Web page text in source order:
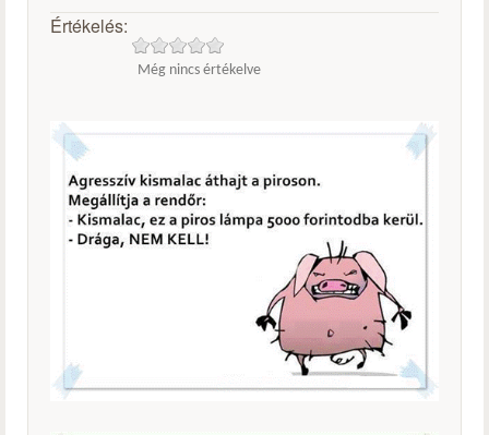
Értékelés:
Még nincs értékelve